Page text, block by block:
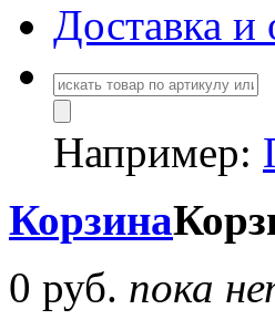
Доставка и
Например:
Корзина
0 руб. пока